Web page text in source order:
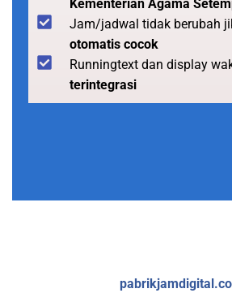
Kementerian Agama
Jam/jadwal tidak berubah
otomatis cocok
Runningtext dan display
terintegrasi